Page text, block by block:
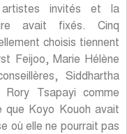
invités et la
avait fixés. Cinq
choisis tiennent
Feijoo, Marie Hélène
Siddhartha
Tsapayi comme
que Koyo Kouoh avait
où elle ne pourrait pas